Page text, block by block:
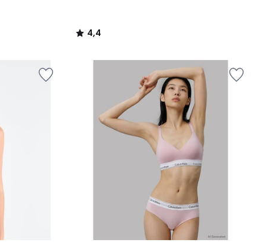
4,4
/